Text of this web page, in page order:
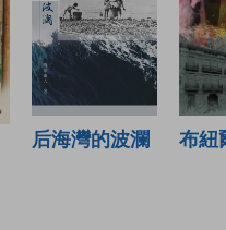
后海灣的波瀾 布紐